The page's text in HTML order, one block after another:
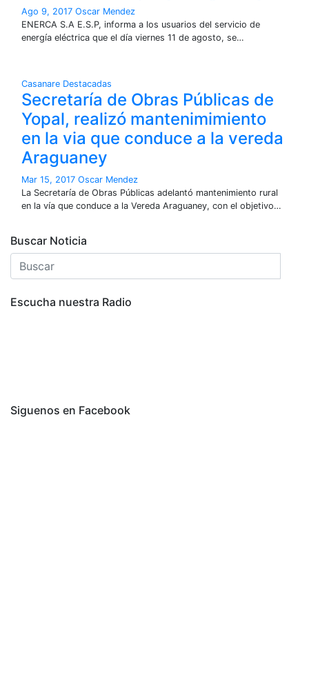
Ago 9, 2017 Oscar Mendez
ENERCA S.A E.S.P, informa a los usuarios del servicio de
energía eléctrica que el día viernes 11 de agosto, se…
Casanare Destacadas
Secretaría de Obras Públicas de
Yopal, realizó mantenimimiento
en la via que conduce a la vereda
Araguaney
Mar 15, 2017 Oscar Mendez
La Secretaría de Obras Públicas adelantó mantenimiento rural
en la vía que conduce a la Vereda Araguaney, con el objetivo…
Buscar Noticia
Escucha nuestra Radio
Siguenos en Facebook